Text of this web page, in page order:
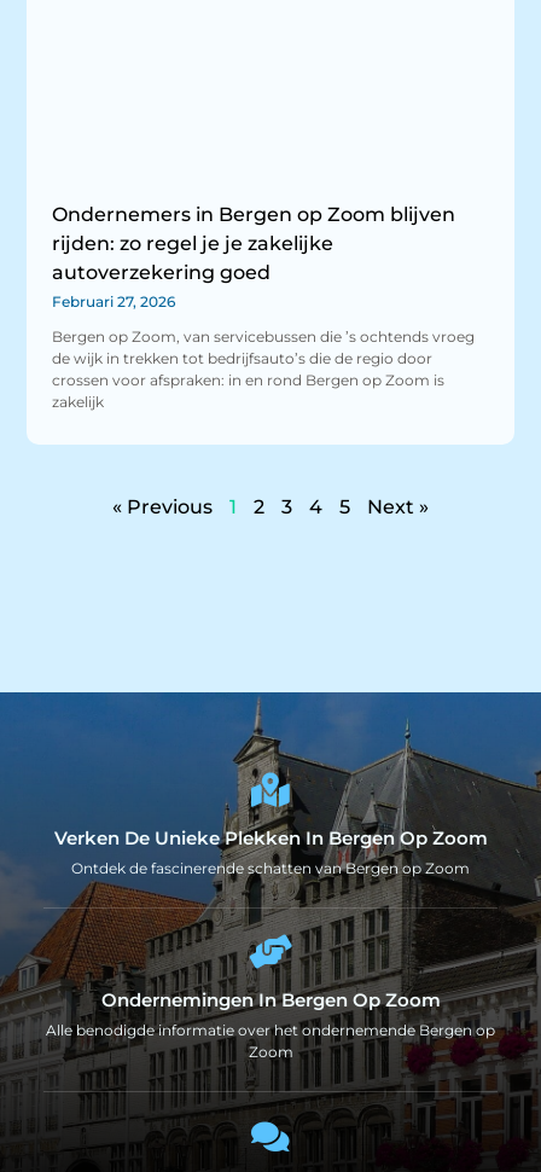
Ondernemers in Bergen op Zoom blijven
rijden: zo regel je je zakelijke
autoverzekering goed
Februari 27, 2026
Bergen op Zoom, van servicebussen die ’s ochtends vroeg
de wijk in trekken tot bedrijfsauto’s die de regio door
crossen voor afspraken: in en rond Bergen op Zoom is
zakelijk
« Previous 1 2 3 4 5 Next »
Verken De Unieke Plekken In Bergen Op Zoom
Ontdek de fascinerende schatten van Bergen op Zoom
Ondernemingen In Bergen Op Zoom
Alle benodigde informatie over het ondernemende Bergen op
Zoom